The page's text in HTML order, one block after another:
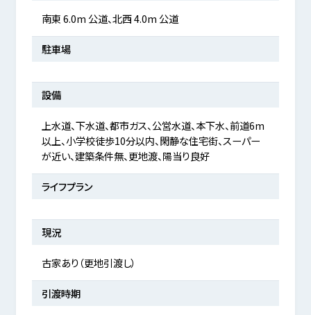
南東 6.0m 公道、北西 4.0m 公道
駐車場
設備
上水道、下水道、都市ガス、公営水道、本下水、前道6m
以上、小学校徒歩10分以内、閑静な住宅街、スーパー
が近い、建築条件無、更地渡、陽当り良好
ライフプラン
現況
古家あり（更地引渡し）
引渡時期